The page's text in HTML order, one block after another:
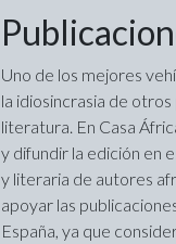
Uno de los mejores
la idiosincrasia de otros
literatura. En Casa
y difundir la edición en
y literaria de autores
apoyar las
España, ya que